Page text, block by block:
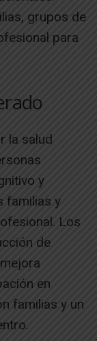
grupos de
para
la salud
y
familias y
Los
de
en
familias y un